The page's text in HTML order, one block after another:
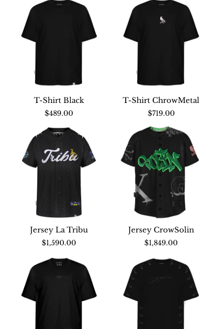
Nuevo
T-Shirt Black
$489.00
Nuevo
T-Shirt ChrowMetal
$719.00
Nuevo
Jersey La Tribu
$1,590.00
Nuevo
Jersey CrowSolin
$1,849.00